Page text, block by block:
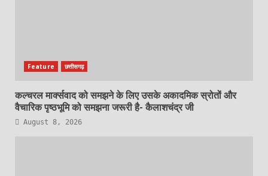
Feature छत्तीसगढ़
कल्चरल मार्क्सवाद को समझने के लिए उसके अकादमिक स्रोतों और
वैचारिक पृष्ठभूमि को समझना जरूरी है- कैलाशचंद्र जी
August 8, 2026